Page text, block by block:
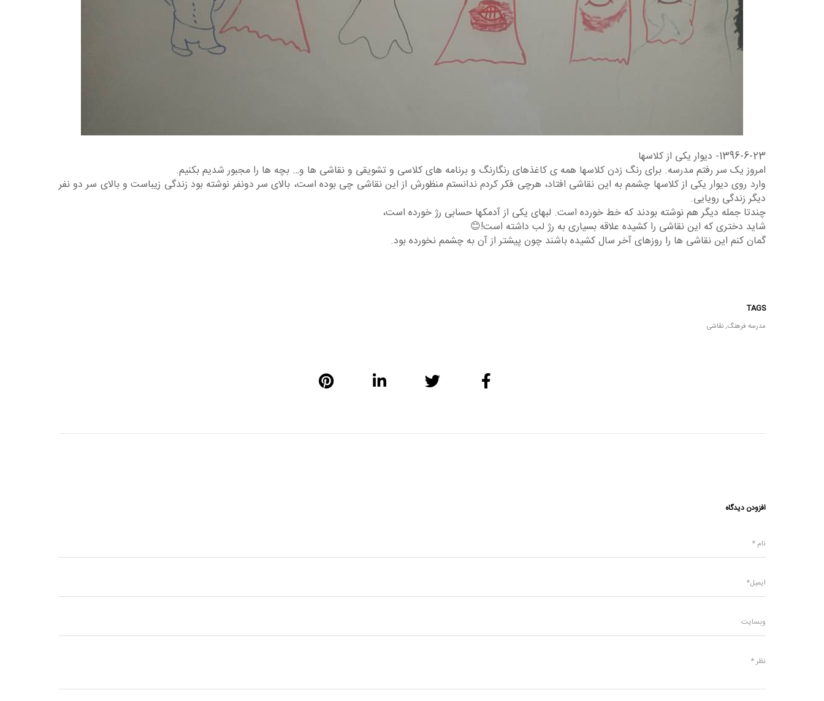
1396-6-23- دیوار یکی از کلاسها
امروز یک سر رفتم مدرسه. برای رنگ زدن کلاسها همه ی کاغذهای رنگارنگ و برنامه های کلاسی و تشویقی و نقاشی ها و… بچه ها را مجبور شدیم بکنیم.
وارد روی دیوار یکی از کلاسها چشمم به این نقاشی افتاد، هرچی فکر کردم ندانستم منظورش از این نقاشی چی بوده است، بالای سر دونفر نوشته بود زندگی زیباست و بالای سر دو نفر
دیگر زندگی رویایی.
چندتا جمله دیگر هم نوشته بودند که خط خورده است. لبهای یکی از آدمکها حسابی رژ خورده است،
شاید دختری که این نقاشی را کشیده علاقه بسیاری به رژ لب داشته است!😊
گمان کنم این نقاشی ها را روزهای آخر سال کشیده باشند چون پیشتر از آن به چشمم نخورده بود.
TAGS
مدرسه فرهنگ,نقاشی
افزودن دیدگاه